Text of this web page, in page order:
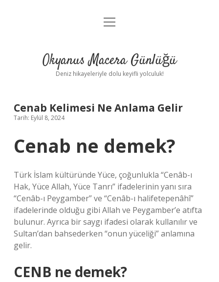
Anasayfa
Yasal Uyarı
menüyü
Okyanus Macera Günlüğü
Deniz hikayeleriyle dolu keyifli yolculuk!
Cenab Kelimesi Ne Anlama Gelir
Tarih: Eylül 8, 2024
Cenab ne demek?
Türk İslam kültüründe Yüce, çoğunlukla “Cenâb-ı
Hak, Yüce Allah, Yüce Tanrı” ifadelerinin yanı sıra
“Cenâb-ı Peygamber” ve “Cenâb-ı halifetepenâhî”
ifadelerinde olduğu gibi Allah ve Peygamber’e atıfta
bulunur. Ayrıca bir saygı ifadesi olarak kullanılır ve
Sultan’dan bahsederken “onun yüceliği” anlamına
gelir.
CENB ne demek?